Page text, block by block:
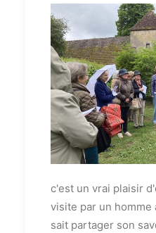
c'est un vrai plaisir
visite par un homme
sait partager son